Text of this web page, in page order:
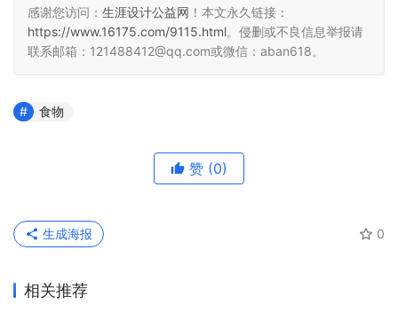
感谢您访问： 生涯设计公益网 ！本文永久链接：
https://www.16175.com/9115.html。侵删或不良信息举报请
联系邮箱：121488412@qq.com或微信：aban618。
食物
赞 (0)
0
生成海报
相关推荐